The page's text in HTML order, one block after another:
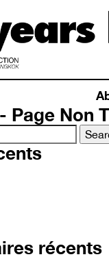
Page Non
récents